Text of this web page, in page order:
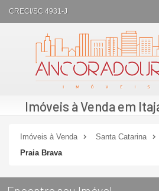
CRECI/SC 4931-J
Imóveis à Venda em
Imóveis à Venda Santa Catarina
Praia Brava